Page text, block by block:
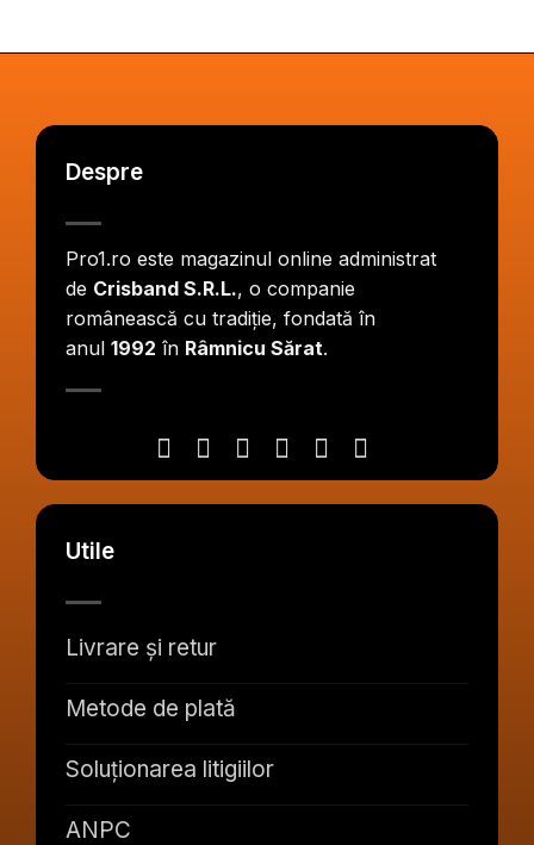
Despre
Pro1.ro este magazinul online administrat
de Crisband S.R.L., o companie
românească cu tradiție, fondată în
anul 1992 în Râmnicu Sărat.
Utile
Livrare și retur
Metode de plată
Soluționarea litigiilor
ANPC